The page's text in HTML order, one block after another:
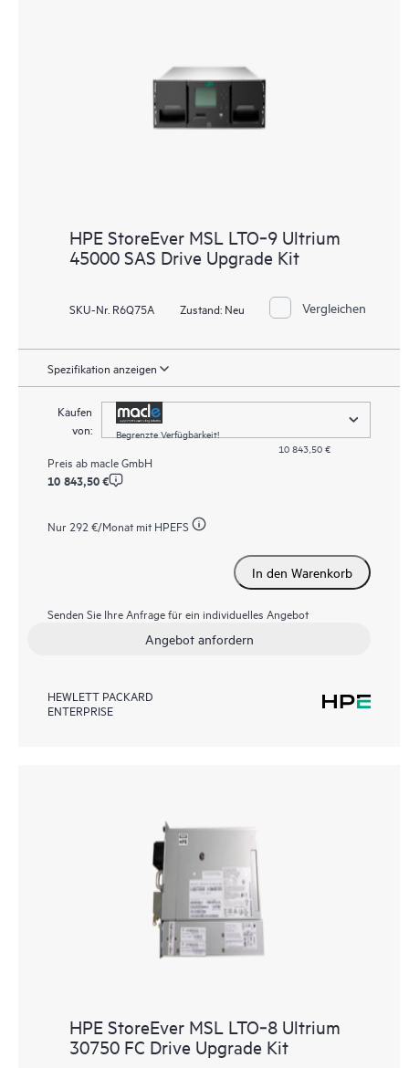
HPE StoreEver MSL LTO‑9 Ultrium
45000 SAS Drive Upgrade Kit
SKU-Nr. R6Q75A Zustand:Neu Vergleichen
Spezifikation anzeigen
Kaufen
von:
Begrenzte Verfügbarkeit!
10 843,50 €
Preis ab macle GmbH
10 843,50 €
Nur 292 €/Monat mit HPEFS
In den Warenkorb
Senden Sie Ihre Anfrage für ein individuelles Angebot
Angebot anfordern
HEWLETT PACKARD
ENTERPRISE
HPE StoreEver MSL LTO‑8 Ultrium
30750 FC Drive Upgrade Kit